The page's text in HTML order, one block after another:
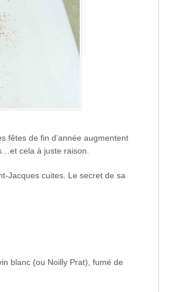
fêtes de fin d’année augmentent
cela à juste raison.
Jacques cuites. Le secret de sa
blanc (ou Noilly Prat), fumé de